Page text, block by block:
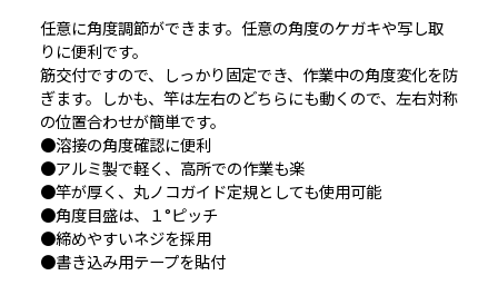
任意に角度調節ができます。任意の角度のケガキや写し取
りに便利です。
筋交付ですので、しっかり固定でき、作業中の角度変化を防
ぎます。しかも、竿は左右のどちらにも動くので、左右対称
の位置合わせが簡単です。
●溶接の角度確認に便利
●アルミ製で軽く、高所での作業も楽
●竿が厚く、丸ノコガイド定規としても使用可能
●角度目盛は、１°ピッチ
●締めやすいネジを採用
●書き込み用テープを貼付